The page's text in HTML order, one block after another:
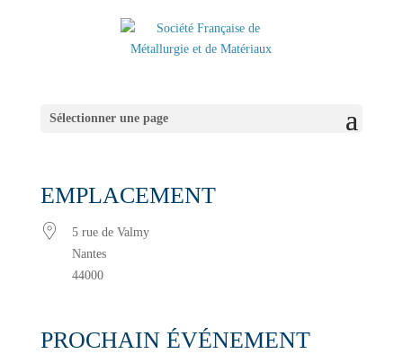
Sélectionner une page
EMPLACEMENT
5 rue de Valmy
Nantes
44000
PROCHAIN ÉVÉNEMENT